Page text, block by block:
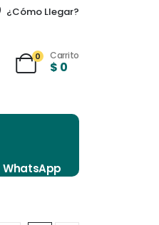
¿Cómo Llegar?
0 Carrito
$ 0
WhatsApp